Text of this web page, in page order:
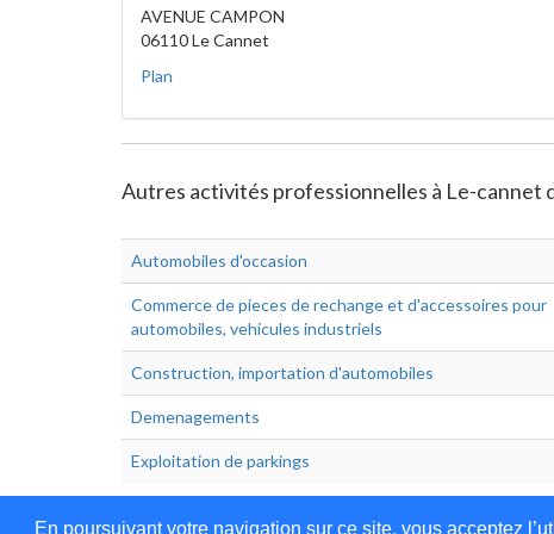
En poursuivant votre navigation sur ce site, vous acceptez
AVENUE CAMPON
06110 Le Cannet
Plan
Autres activités professionnelles à Le-cannet
Automobiles d'occasion
Commerce de pieces de rechange et d'accessoires pour
automobiles, vehicules industriels
Construction, importation d'automobiles
Demenagements
Exploitation de parkings